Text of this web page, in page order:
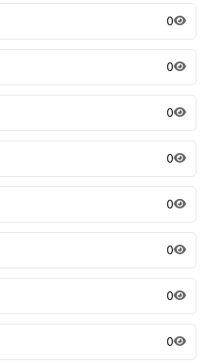
0
0
0
0
0
0
0
0